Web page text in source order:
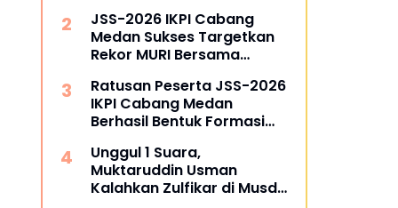
JSS-2026 IKPI Cabang
Medan Sukses Targetkan
Rekor MURI Bersama
Indonesia
Ratusan Peserta JSS-2026
IKPI Cabang Medan
Berhasil Bentuk Formasi
Unggul 1 Suara,
Muktaruddin Usman
Kalahkan Zulfikar di Musda